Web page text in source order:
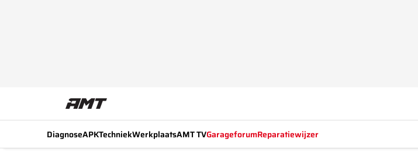
DiagnoseAPKTechniekWerkplaatsAMT TVGarageforumReparatiewijzer